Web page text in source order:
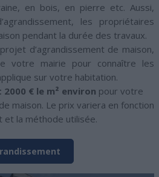
en bois, en pierre etc. Aussi,
les propriétaires
pendant la durée des travaux.
d’agrandissement de maison,
votre mairie pour connaître les
sur votre habitation.
€ le m² environ pour votre
maison. Le prix variera en fonction
et la méthode utilisée.